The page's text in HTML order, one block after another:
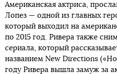
Американская актриса,
Лопез — одной из главных
который выходил на
по 2015 год. Ривера также
сериала, который
названием New Directions
году Ривера вышла замуж за